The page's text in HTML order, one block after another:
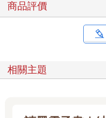
商品評價
相關主題